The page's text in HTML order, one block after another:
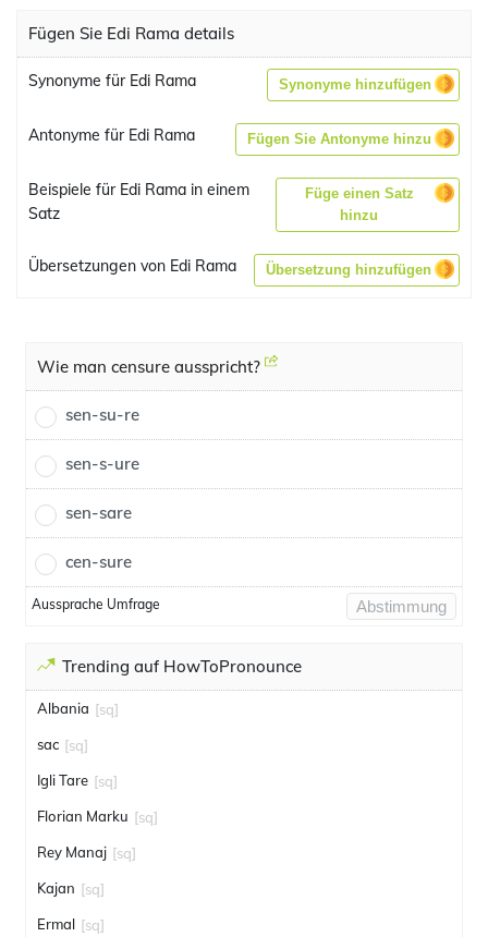
Fügen Sie Edi Rama details
Synonyme für Edi Rama Synonyme hinzufügen
Antonyme für Edi Rama Fügen Sie Antonyme hinzu
Beispiele für Edi Rama in einem
Satz
Füge einen Satz
hinzu
Übersetzungen von Edi Rama Übersetzung hinzufügen
Wie man censure ausspricht?
sen-su-re
sen-s-ure
sen-sare
cen-sure
Aussprache Umfrage Abstimmung
Trending auf HowToPronounce
Albania [sq]
sac [sq]
Igli Tare [sq]
Florian Marku [sq]
Rey Manaj [sq]
Kajan [sq]
Ermal [sq]